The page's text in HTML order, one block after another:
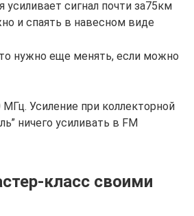
сигнал почти за75км
и спаять в навесном виде
нужно еще менять, если можно
Усиление при коллекторной
ничего усиливать в FM
класс своими